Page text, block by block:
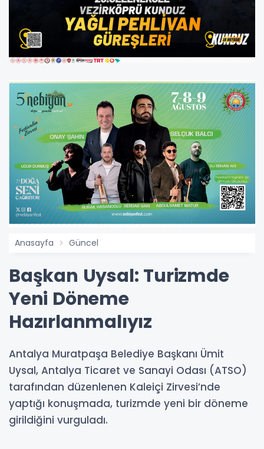
Anasayfa Güncel
Başkan Uysal: Turizmde
Yeni Döneme
Hazırlanmalıyız
Antalya Muratpaşa Belediye Başkanı Ümit
Uysal, Antalya Ticaret ve Sanayi Odası (ATSO)
tarafından düzenlenen Kaleiçi Zirvesi’nde
yaptığı konuşmada, turizmde yeni bir döneme
girildiğini vurguladı.